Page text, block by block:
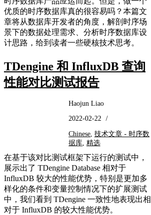
优质的时序数据库真的很容易吗？本篇文
章将从数据库开发者的角度，解剖时序场
景下的数据处理需求、分析时序数据库设
计思路，给到读者一些硬核技术思考。
TDengine 和 InfluxDB 查询
性能对比测试报告
Haojun Liao
2022-02-22 /
Chinese, 技术文章 - 时序数
据库, 精选
在基于该对比测试框架下运行的测试中，
展示出了 TDengine Database 相对于
InfluxDB 较大的性能优势，特别是更加多
样化的条件和变量控制情况下的扩展测试
中，我们看到 TDengine 一致性地表现出相
对于 InfluxDB 的较大性能优势。